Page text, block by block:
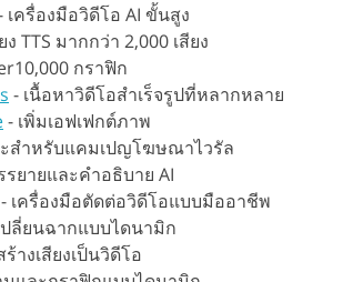
เครื่องมือวิดีโอ AI ขั้นสูง
ง TTS มากกว่า 2,000 เสียง
กราฟิก
- เนื้อหาวิดีโอสำเร็จรูปที่หลากหลาย
- เพิ่มเอฟเฟกต์ภาพ
สำหรับแคมเปญโฆษณาไวรัล
รยายและคำอธิบาย AI
- เครื่องมือตัดต่อวิดีโอแบบมืออาชีพ
ปลี่ยนฉากแบบไดนามิก
างเสียงเป็นวิดีโอ